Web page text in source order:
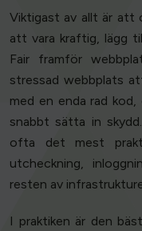
Viktigast av allt är att
att vara kraftig, lägg
Fair framför
stressad webbplats
med en enda rad
snabbt sätta in
ofta det mest
utcheckning,
resten av
I praktiken är den